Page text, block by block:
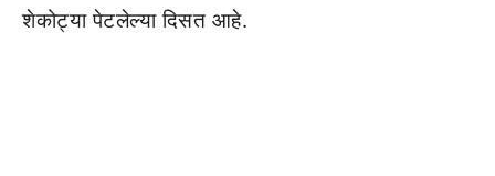
शेकोट्या पेटलेल्या दिसत आहे.